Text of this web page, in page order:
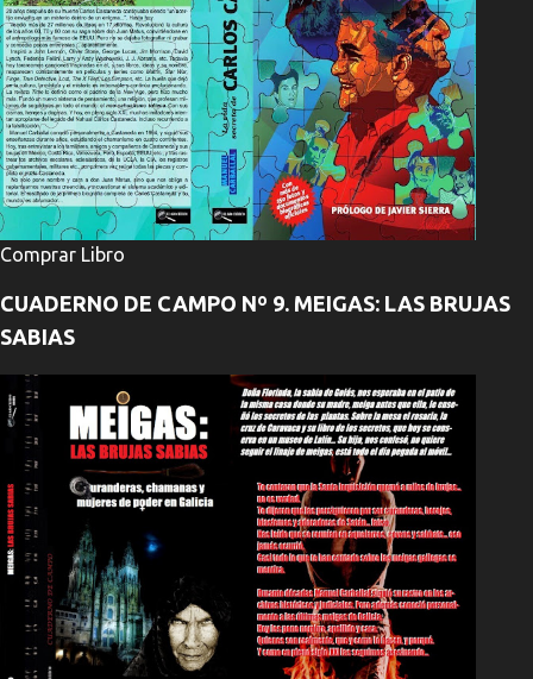
Comprar Libro
CUADERNO DE CAMPO Nº 9. MEIGAS: LAS BRUJAS
SABIAS